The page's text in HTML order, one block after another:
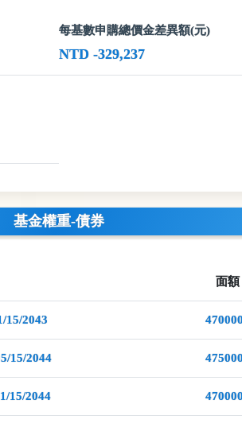
每基數申購總價金差異額(元)
NTD -329,237
基金權重-債券
面額
15/2043
15/2044
15/2044